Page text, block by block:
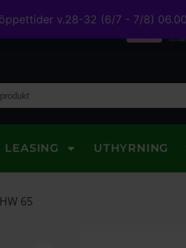
v.28-32 (6/7 - 7/8)
LEASING UTHYRNING
65